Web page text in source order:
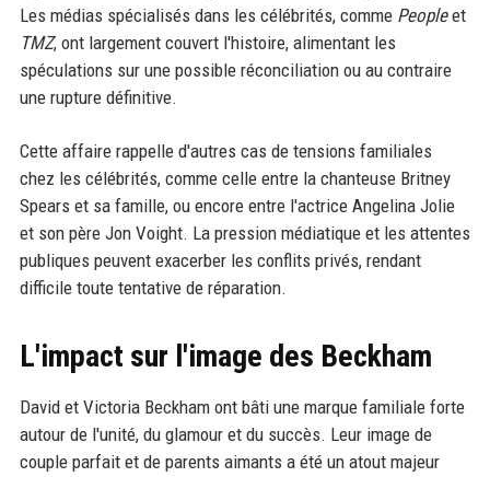
Les médias spécialisés dans les célébrités, comme Peopleet
TMZ, ont largement couvert l'histoire, alimentant les
spéculations sur une possible réconciliation ou au contraire
une rupture définitive.
Cette affaire rappelle d'autres cas de tensions familiales
chez les célébrités, comme celle entre la chanteuse Britney
Spears et sa famille, ou encore entre l'actrice Angelina Jolie
et son père Jon Voight. La pression médiatique et les attentes
publiques peuvent exacerber les conflits privés, rendant
difficile toute tentative de réparation.
L'impact sur l'image des Beckham
David et Victoria Beckham ont bâti une marque familiale forte
autour de l'unité, du glamour et du succès. Leur image de
couple parfait et de parents aimants a été un atout majeur